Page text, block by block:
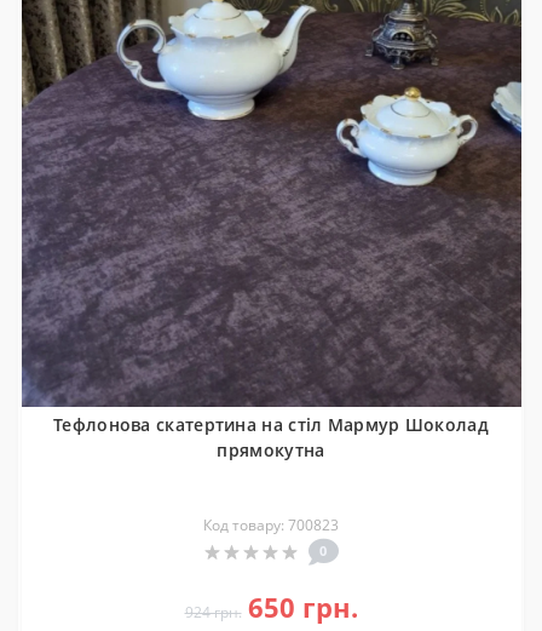
Тефлонова скатертина на стіл Мармур Шоколад
прямокутна
Код товару: 700823
0
924 грн. 650 грн.